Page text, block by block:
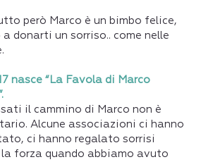
però Marco è un bimbo felice,
donarti un sorriso.. come nelle
nasce “La Favola di Marco
il cammino di Marco non è
Alcune associazioni ci hanno
ci hanno regalato sorrisi
forza quando abbiamo avuto